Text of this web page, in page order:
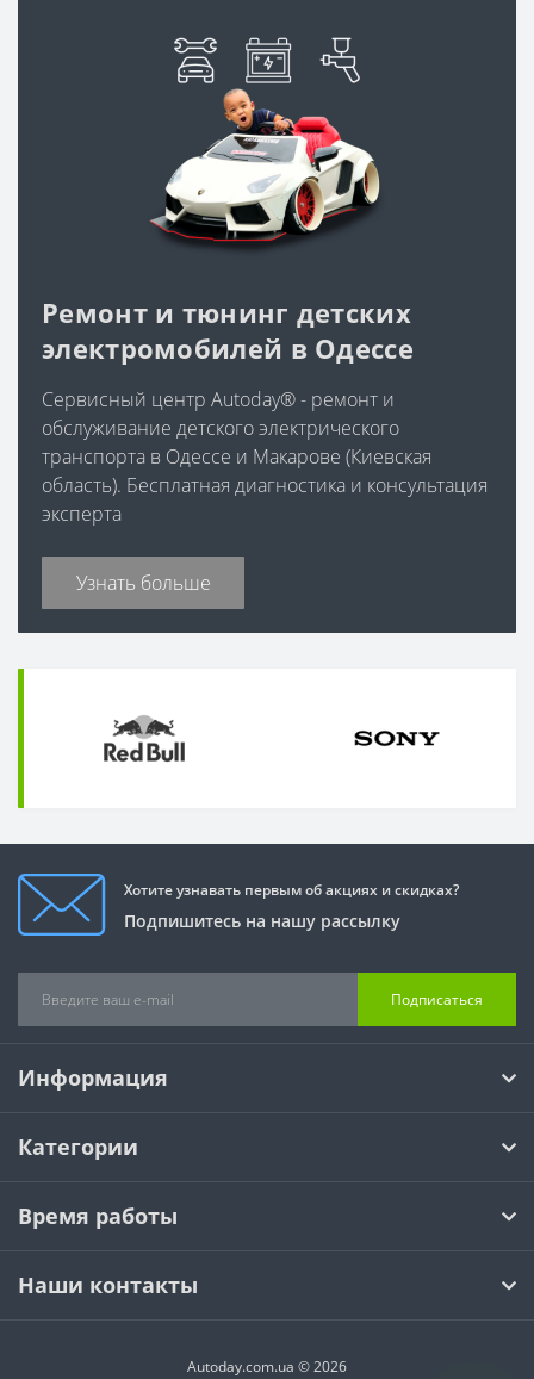
Ремонт и тюнинг детских
электромобилей в Одессе
Сервисный центр Autoday® - ремонт и
обслуживание детского электрического
транспорта в Одессе и Макарове (Киевская
область). Бесплатная диагностика и консультация
эксперта
Узнать больше
Хотите узнавать первым об акциях и скидках?
Подпишитесь на нашу рассылку
Подписаться
Информация
Категории
Время работы
Наши контакты
Autoday.com.ua © 2026